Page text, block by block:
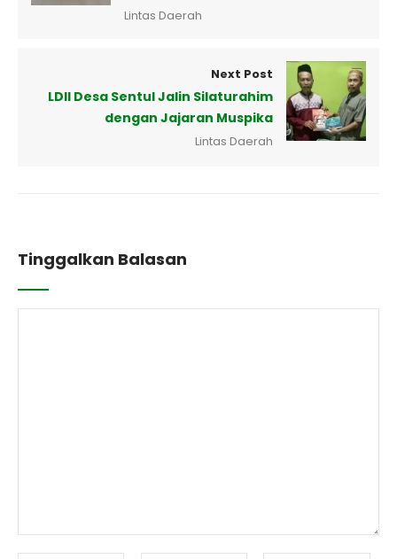
Lintas Daerah
Next Post
LDII Desa Sentul Jalin Silaturahim
dengan Jajaran Muspika
Lintas Daerah
Tinggalkan Balasan